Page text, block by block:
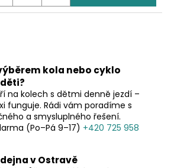
kola nebo cyklo
na kolech s dětmi denně jezdí –
funguje. Rádi vám poradíme s
a smysluplného řešení.
(Po–Pá 9–17) +420 725 958
v Ostravě